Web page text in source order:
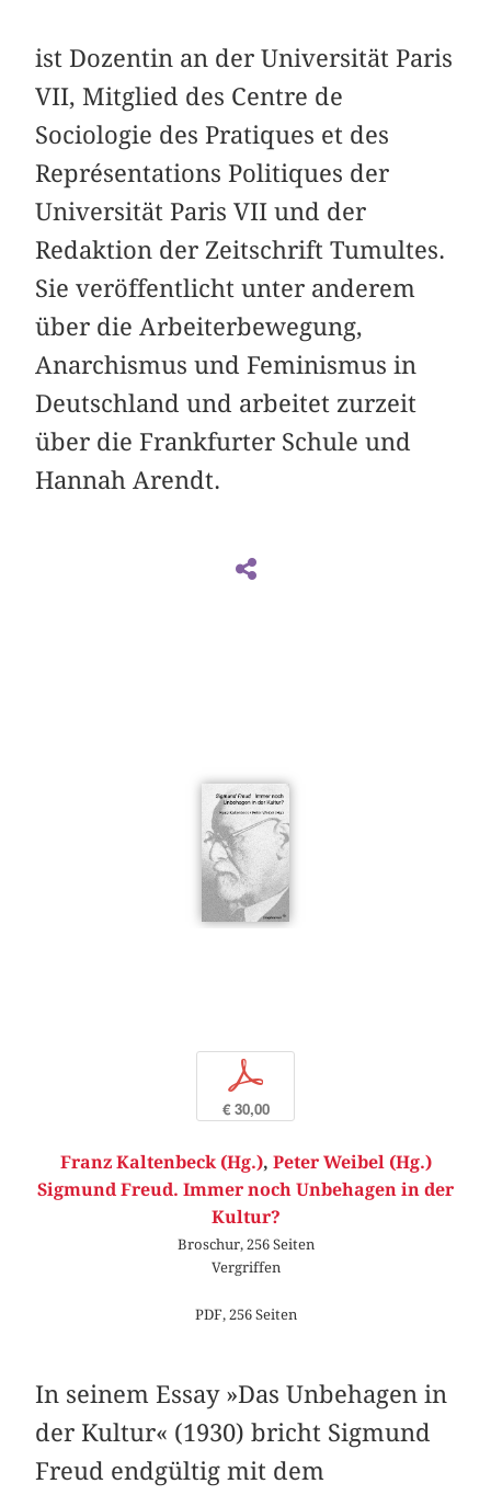
ist Dozentin an der Universität Paris
VII, Mitglied des Centre de
Sociologie des Pratiques et des
Représentations Politiques der
Universität Paris VII und der
Redaktion der Zeitschrift Tumultes.
Sie veröffentlicht unter anderem
über die Arbeiterbewegung,
Anarchismus und Feminismus in
Deutschland und arbeitet zurzeit
über die Frankfurter Schule und
Hannah Arendt.
p
€ 30,00
Franz Kaltenbeck (Hg.), Peter Weibel (Hg.)
Sigmund Freud. Immer noch Unbehagen in der
Kultur?
Broschur, 256 Seiten
Vergriffen
PDF, 256 Seiten
In seinem Essay »Das Unbehagen in
der Kultur« (1930) bricht Sigmund
Freud endgültig mit dem